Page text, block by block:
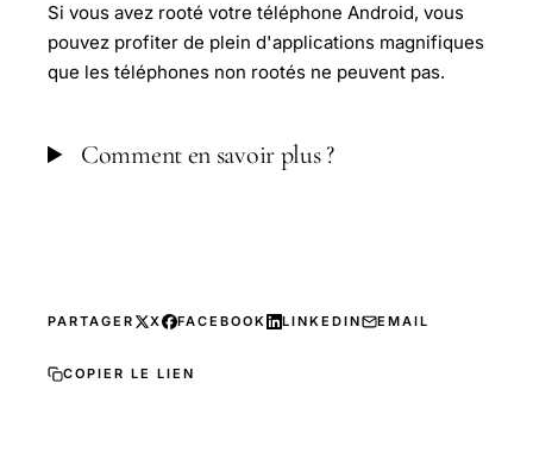
Si vous avez rooté votre téléphone Android, vous
pouvez profiter de plein d'applications magnifiques
que les téléphones non rootés ne peuvent pas.
Comment en savoir plus ?
PARTAGER X FACEBOOK LINKEDIN EMAIL
COPIER LE LIEN